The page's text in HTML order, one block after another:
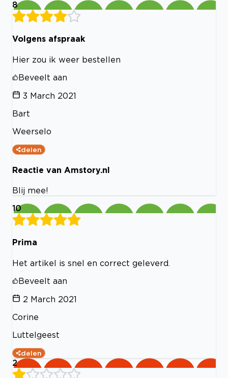
8
Volgens afspraak
Hier zou ik weer bestellen
Beveelt aan
3 March 2021
Bart
Weerselo
delen
Reactie van Amstory.nl
Blij mee!
10
Prima
Het artikel is snel en correct geleverd.
Beveelt aan
2 March 2021
Corine
Luttelgeest
delen
2